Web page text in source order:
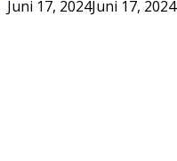
Juni 17, 2024Juni 17, 2024